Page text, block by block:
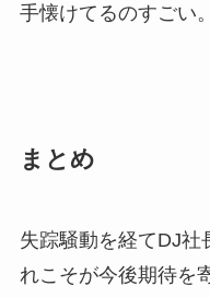
手懐けてるのすごい
まとめ
失踪騒動を経てDJ社
れこそが今後期待を